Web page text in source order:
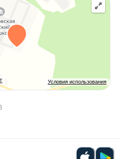
Условия использования